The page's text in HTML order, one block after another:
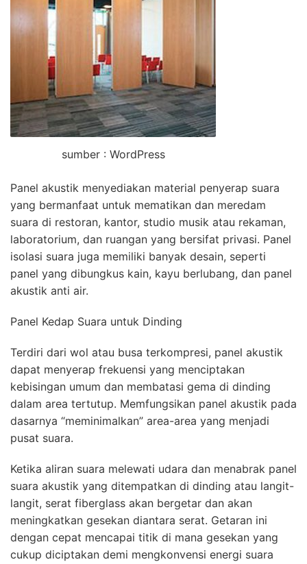
sumber : WordPress
Panel akustik menyediakan material penyerap suara
yang bermanfaat untuk mematikan dan meredam
suara di restoran, kantor, studio musik atau rekaman,
laboratorium, dan ruangan yang bersifat privasi. Panel
isolasi suara juga memiliki banyak desain, seperti
panel yang dibungkus kain, kayu berlubang, dan panel
akustik anti air.
Panel Kedap Suara untuk Dinding
Terdiri dari wol atau busa terkompresi, panel akustik
dapat menyerap frekuensi yang menciptakan
kebisingan umum dan membatasi gema di dinding
dalam area tertutup. Memfungsikan panel akustik pada
dasarnya “meminimalkan” area-area yang menjadi
pusat suara.
Ketika aliran suara melewati udara dan menabrak panel
suara akustik yang ditempatkan di dinding atau langit-
langit, serat fiberglass akan bergetar dan akan
meningkatkan gesekan diantara serat. Getaran ini
dengan cepat mencapai titik di mana gesekan yang
cukup diciptakan demi mengkonvensi energi suara